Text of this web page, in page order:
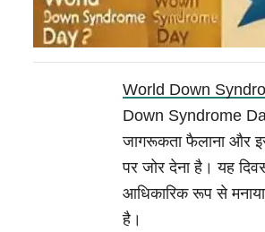
World Down
Down Syndrome
जागरूकता फैलाना और
पर जोर देना है। यह
आधिकारिक रूप से
है।